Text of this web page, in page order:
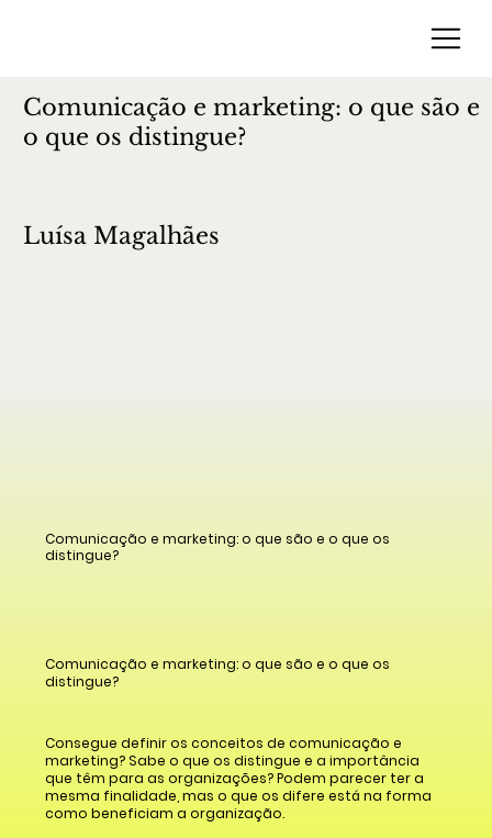
Comunicação e marketing: o que são e
o que os distingue?
Luísa Magalhães
Comunicação e marketing: o que são e o que os
distingue?
Comunicação e marketing: o que são e o que os
distingue?
Consegue definir os conceitos de comunicação e
marketing? Sabe o que os distingue e a importância
que têm para as organizações? Podem parecer ter a
mesma finalidade, mas o que os difere está na forma
como beneficiam a organização.